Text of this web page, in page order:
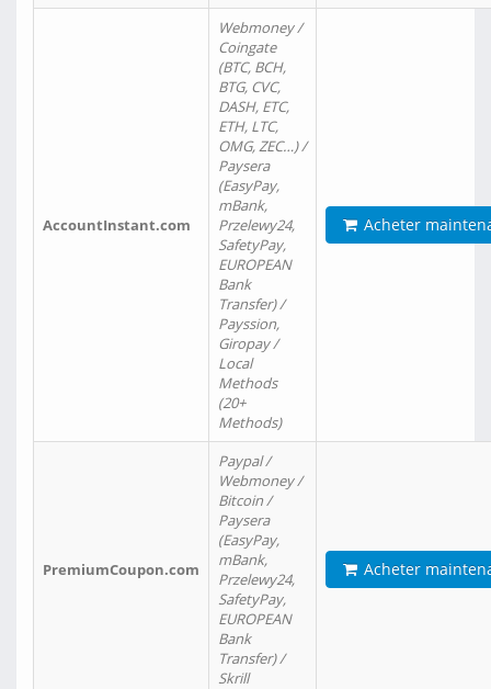
AccountInstant.com
Webmoney /
Coingate
(BTC, BCH,
BTG, CVC,
DASH, ETC,
ETH, LTC,
OMG, ZEC…) /
Paysera
(EasyPay,
mBank,
Przelewy24,
SafetyPay,
EUROPEAN
Bank
Transfer) /
Payssion,
Giropay /
Local
Methods
(20+
Methods)
Acheter
PremiumCoupon.com
Paypal /
Webmoney /
Bitcoin /
Paysera
(EasyPay,
mBank,
Przelewy24,
SafetyPay,
EUROPEAN
Bank
Transfer) /
Skrill
Acheter